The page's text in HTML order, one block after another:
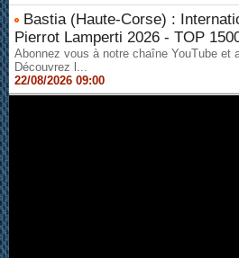
Bastia (Haute-Corse) :
Pierrot Lamperti 2026 - TOP
Abonnez vous à notre chaîne YouTube et
Découvrez l...
22/08/2026 09:00